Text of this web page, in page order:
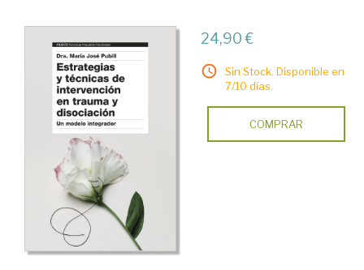
24,90 €
Sin Stock. Disponible en
7/10 días.
COMPRAR